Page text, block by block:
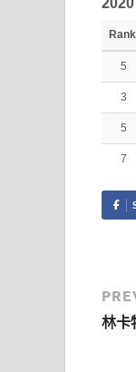
Rank
5
3
5
7
林卡